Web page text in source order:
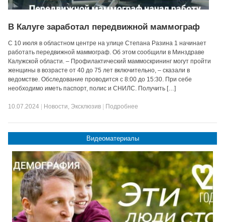
В Калуге заработал передвижной маммограф
С 10 июля в областном центре на улице Степана Разина 1 начинает
работать передвижной маммограф. Об этом сообщили в Минздраве
Калужской области. – Профилактический маммоскрининг могут пройти
женщины в возрасте от 40 до 75 лет включительно, – сказали в
ведомстве. Обследование проводится с 8:00 до 15:30. При себе
необходимо иметь паспорт, полис и СНИЛС. Получить […]
10.07.2024 Новости, Эксклюзив Подробнее
Видеоматериалы